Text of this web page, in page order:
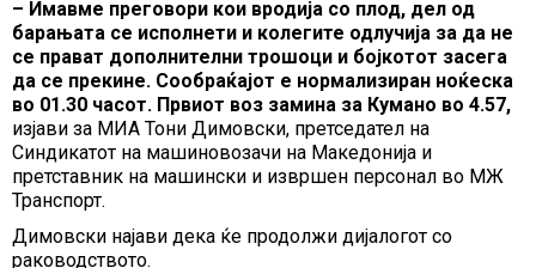
– Имавме преговори кои вродија со плод, дел од
барањата се исполнети и колегите одлучија за да не
се прават дополнителни трошоци и бојкотот засега
да се прекине. Сообраќајот е нормализиран ноќеска
во 01.30 часот. Првиот воз замина за Кумано во 4.57,
изјави за МИА Тони Димовски, претседател на
Синдикатот на машиновозачи на Македонија и
претставник на машински и извршен персонал во МЖ
Транспорт.
Димовски најави дека ќе продолжи дијалогот со
раководството.